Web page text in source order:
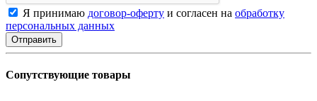
Я принимаю договор-оферту и согласен на обработку
персональных данных
Сопутствующие товары